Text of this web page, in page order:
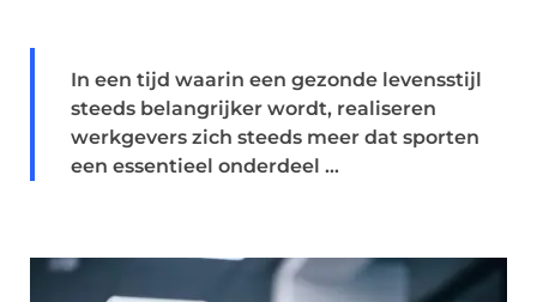
In een tijd waarin een gezonde levensstijl
steeds belangrijker wordt, realiseren
werkgevers zich steeds meer dat sporten
een essentieel onderdeel ...